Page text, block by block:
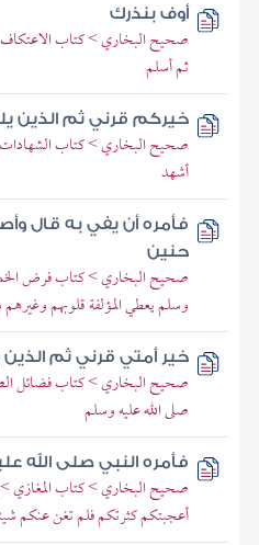
أوف بنذرك
صحيح البخاري > كتاب الاعتكاف
ثم أسلم
خيركم قرني ثم الذين
صحيح البخاري > كتاب
أشهد
فأمره أن يفي به قال
حنين
صحيح البخاري > كتاب فرض
وسلم يعطي المؤلفة قلوبهم
خير أمتي قرني ثم
صحيح البخاري > كتاب فضائل
صلى الله عليه وسلم
فأمره النبي صلى الله
صحيح البخاري > كتاب المغازي >
أعجبتكم كثرتكم فلم تغن عنكم